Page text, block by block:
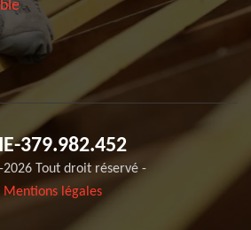
379.982.452
Tout droit réservé -
Mentions légales